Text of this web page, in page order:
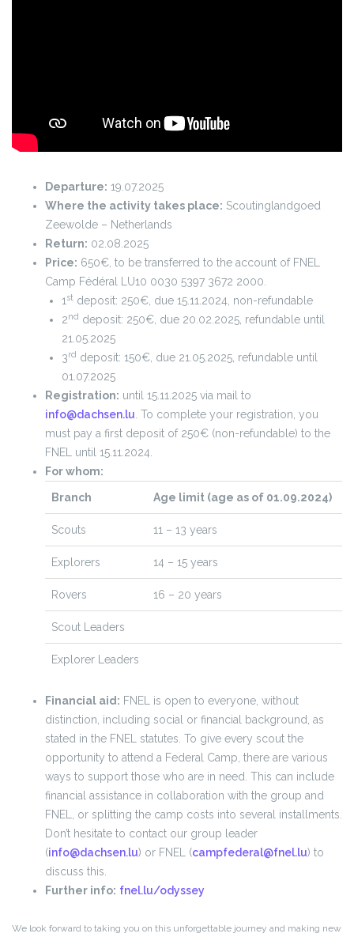
Departure: 19.07.2025
Where the activity takes place: Scoutinglandgoed
Zeewolde – Netherlands
Return: 02.08.2025
Price: 650€, to be transferred to the account of FNEL
Camp Fédéral LU10 0030 5397 3672 2000.
1 st deposit: 250€, due 15.11.2024, non-refundable
2nd deposit: 250€, due 20.02.2025, refundable until
21.05.2025
3rd deposit: 150€, due 21.05.2025, refundable until
01.07.2025
Registration: until 15.11.2025 via mail to
info@dachsen.lu . To complete your registration, you
must pay a first deposit of 250€ (non-refundable) to the
FNEL until 15.11.2024.
For whom:
Branch Age limit (age as of 01.09.2024)
Scouts 11 – 13 years
Explorers 14 – 15 years
Rovers 16 – 20 years
Scout Leaders
Explorer Leaders
Financial aid: FNEL is open to everyone, without
distinction, including social or financial background, as
stated in the FNEL statutes. To give every scout the
opportunity to attend a Federal Camp, there are various
ways to support those who are in need. This can include
financial assistance in collaboration with the group and
FNEL, or splitting the camp costs into several installments.
Don’t hesitate to contact our group leader
(info@dachsen.lu) or FNEL (campfederal@fnel.lu) to
discuss this.
Further info: fnel.lu/odyssey
We look forward to taking you on this unforgettable journey and making new